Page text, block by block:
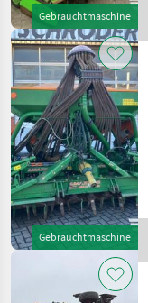
Gebrauchtmaschine
Gebrauchtmaschine